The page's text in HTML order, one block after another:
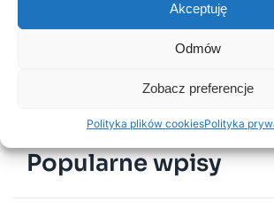
Akceptuję
Odmów
Zobacz preferencje
Polityka plików cookiesPolityka
ramach Programu Operacyjnego Pomoc
2020.pdf
Popularne wpisy